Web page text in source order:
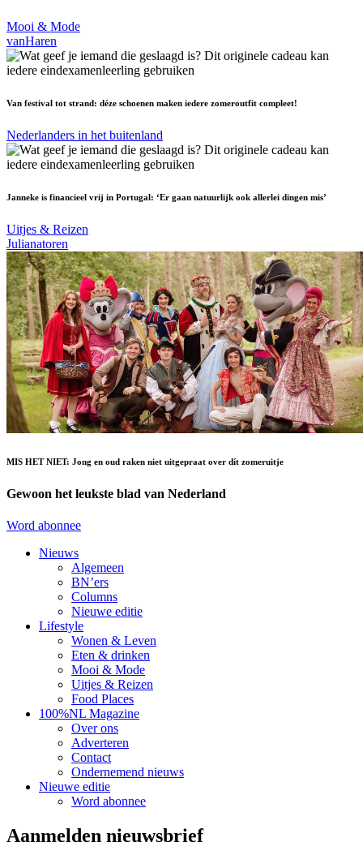
Mooi & Mode
vanHaren
Van festival tot strand: déze schoenen maken iedere zomeroutfit compleet!
Nederlanders in het buitenland
Janneke is financieel vrij in Portugal: ‘Er gaan natuurlijk ook allerlei dingen mis’
Uitjes & Reizen
Julianatoren
MIS HET NIET: Jong en oud raken niet uitgepraat over dít zomeruitje
Gewoon het leukste blad van Nederland
Word abonnee
Nieuws
Algemeen
BN’ers
Columns
Nieuwe editie
Lifestyle
Wonen & Leven
Eten & drinken
Mooi & Mode
Uitjes & Reizen
Food Places
100%NL Magazine
Over ons
Adverteren
Contact
Ondernemend nieuws
Nieuwe editie
Word abonnee
Aanmelden nieuwsbrief